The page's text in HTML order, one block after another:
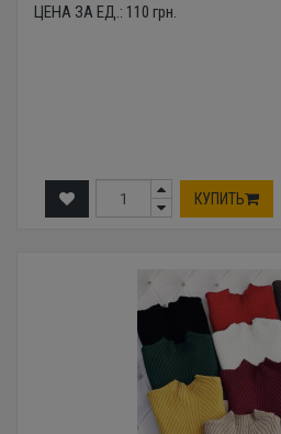
ЦЕНА ЗА ЕД.: 110 грн.
КУПИТЬ